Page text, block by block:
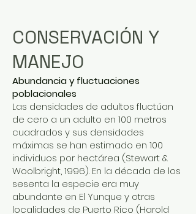
CONSERVACIÓN Y
MANEJO
Abundancia y fluctuaciones
poblacionales
Las densidades de adultos fluctúan
de cero a un adulto en 100 metros
cuadrados y sus densidades
máximas se han estimado en 100
individuos por hectárea (Stewart &
Woolbright, 1996). En la década de los
sesenta la especie era muy
abundante en El Yunque y otras
localidades de Puerto Rico (Harold